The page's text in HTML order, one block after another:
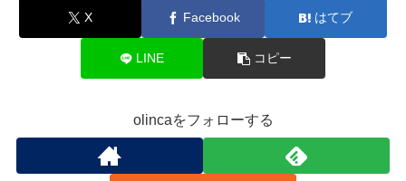
X Facebook はてブ
LINE コピー
olincaをフォローする